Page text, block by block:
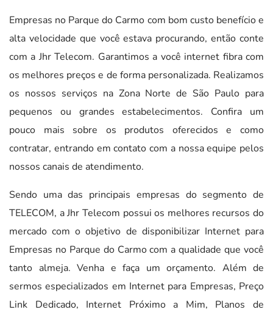
Empresas no Parque do Carmo com bom custo benefício e
alta velocidade que você estava procurando, então conte
com a Jhr Telecom. Garantimos a você internet fibra com
os melhores preços e de forma personalizada. Realizamos
os nossos serviços na Zona Norte de São Paulo para
pequenos ou grandes estabelecimentos. Confira um
pouco mais sobre os produtos oferecidos e como
contratar, entrando em contato com a nossa equipe pelos
nossos canais de atendimento.
Sendo uma das principais empresas do segmento de
TELECOM, a Jhr Telecom possui os melhores recursos do
mercado com o objetivo de disponibilizar Internet para
Empresas no Parque do Carmo com a qualidade que você
tanto almeja. Venha e faça um orçamento. Além de
sermos especializados em Internet para Empresas, Preço
Link Dedicado, Internet Próximo a Mim, Planos de